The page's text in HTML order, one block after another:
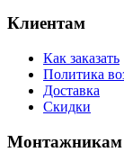
Клиентам
Как заказать
Политика
Доставка
Скидки
Монтажникам